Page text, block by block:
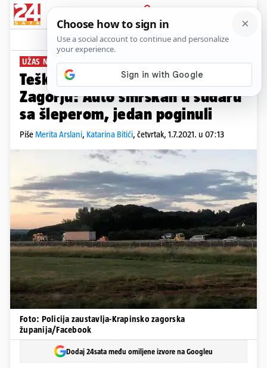
PRIJAVA
News Komentari
UŽAS NA BRZOJ CESTI
Teška prometna nesreća u
Zagorju: Auto smrskan u sudaru
sa šleperom, jedan poginuli
PišeMerita Arslani, Katarina Bitići, četvrtak, 1.7.2021. u 07:13
Foto: Policija zaustavlja-Krapinsko zagorska
županija/Facebook
Dodaj 24sata među omiljene izvore na Googleu